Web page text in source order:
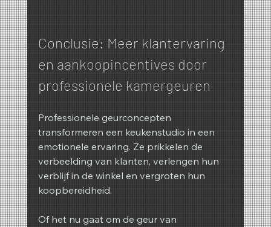
Conclusie: Meer klantervaring
en aankoopincentives door
professionele kamergeuren
Professionele geurconcepten
transformeren een keukenstudio in een
emotionele ervaring. Ze prikkelen de
verbeelding van klanten, verlengen hun
verblijf in de winkel en vergroten hun
koopbereidheid.
Of het nu gaat om de geur van